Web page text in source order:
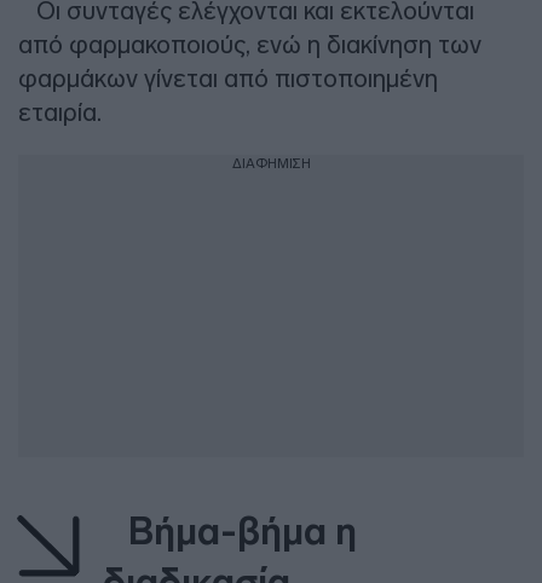
Οι συνταγές ελέγχονται και εκτελούνται
από φαρμακοποιούς, ενώ η διακίνηση των
φαρμάκων γίνεται από πιστοποιημένη
εταιρία.
ΔΙΑΦΗΜΙΣΗ
Βήμα-βήμα η